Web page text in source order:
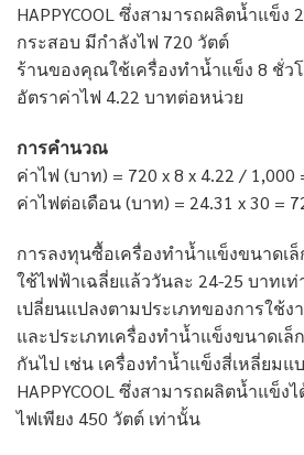
HAPPYCOOL ซึ่งสามารถผลิตน้ำแข็ง
กระสอบ มีกำลังไฟ 720 วัตต์
ร้านของคุณใช้เครื่องทำน้ำแข็ง 8 ชั่ว
อัตราค่าไฟ 4.22 บาทต่อหน่วย
การคำนวณ
ค่าไฟ (บาท) = 720 x 8 x 4.22 /
ค่าไฟต่อเดือน (บาท) = 24.31 x 30 =
การลงทุนซื้อเครื่องทำน้ำแข็งขนาดเล็
ใช้ไฟฟ้าเฉลี่ยแล้ววันละ 24-25 บาทเ
เปลี่ยนแปลงตามประเภทของการใช้ง
และประเภทเครื่องทำน้ำแข็งขนาดเ
กันไป เช่น เครื่องทำน้ำแข็งสี่เหลี่ยมแ
HAPPYCOOL ซึ่งสามารถผลิตน้ำแข็ง
ไฟเพียง 450 วัตต์ เท่านั้น